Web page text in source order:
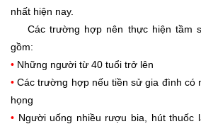
nhất hiện nay.
Các trường hợp nên thực hiện tầm
gồm:
• Những người từ 40 tuổi trở lên
• Các trường hợp nếu tiền sử gia đình có
họng
• Người uống nhiều rượu bia, hút thuốc